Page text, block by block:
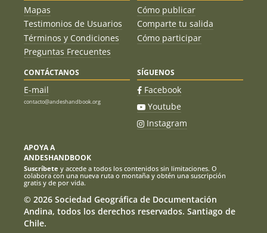
Mapas
Testimonios de Usuarios
Términos y Condiciones
Preguntas Frecuentes
Cómo publicar
Comparte tu salida
Cómo participar
CONTÁCTANOS
E-mail
contacto@andeshandbook.org
SÍGUENOS
Facebook
Youtube
Instagram
APOYA A
ANDESHANDBOOK
Suscríbete y accede a todos los contenidos sin limitaciones. O
colabora con una nueva ruta o montaña y obtén una suscripción
gratis y de por vida.
© 2026 Sociedad Geográfica de Documentación
Andina, todos los derechos reservados. Santiago de
Chile.